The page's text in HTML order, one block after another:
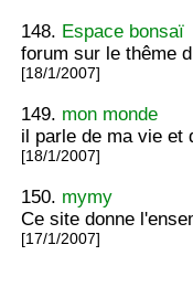
148. Espace bonsaï
forum sur le thême
[18/1/2007]
149. mon monde
il parle de ma vie et
[18/1/2007]
150. mymy
Ce site donne
[17/1/2007]